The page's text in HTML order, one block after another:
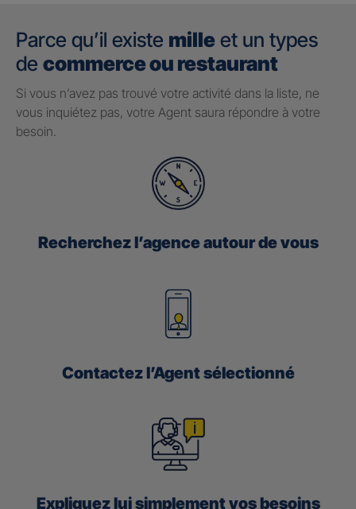
Parce qu’il existe mille et un types
de commerce ou restaurant
Si vous n’avez pas trouvé votre activité dans la liste, ne
vous inquiétez pas, votre Agent saura répondre à votre
besoin.
Recherchez l’agence autour de vous
Contactez l’Agent sélectionné
Expliquez lui simplement vos besoins